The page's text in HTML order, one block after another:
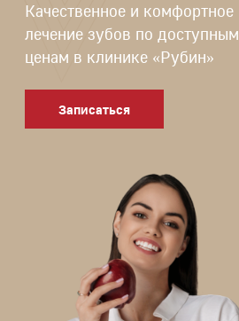
Качественное и комфортное
лечение зубов по доступным
ценам в клинике «Рубин»
Записаться